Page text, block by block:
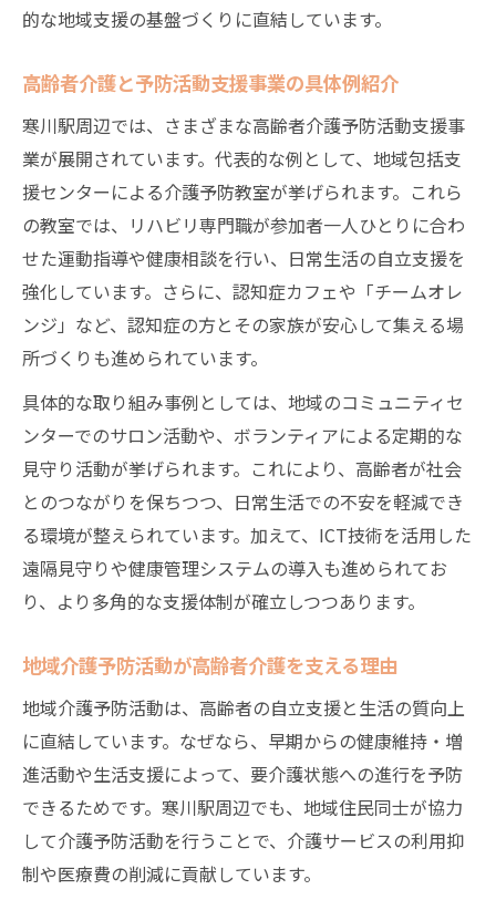
的な地域支援の基盤づくりに直結しています。
高齢者介護と予防活動支援事業の具体例紹介
寒川駅周辺では、さまざまな高齢者介護予防活動支援事
業が展開されています。代表的な例として、地域包括支
援センターによる介護予防教室が挙げられます。これら
の教室では、リハビリ専門職が参加者一人ひとりに合わ
せた運動指導や健康相談を行い、日常生活の自立支援を
強化しています。さらに、認知症カフェや「チームオレ
ンジ」など、認知症の方とその家族が安心して集える場
所づくりも進められています。
具体的な取り組み事例としては、地域のコミュニティセ
ンターでのサロン活動や、ボランティアによる定期的な
見守り活動が挙げられます。これにより、高齢者が社会
とのつながりを保ちつつ、日常生活での不安を軽減でき
る環境が整えられています。加えて、ICT技術を活用した
遠隔見守りや健康管理システムの導入も進められてお
り、より多角的な支援体制が確立しつつあります。
地域介護予防活動が高齢者介護を支える理由
地域介護予防活動は、高齢者の自立支援と生活の質向上
に直結しています。なぜなら、早期からの健康維持・増
進活動や生活支援によって、要介護状態への進行を予防
できるためです。寒川駅周辺でも、地域住民同士が協力
して介護予防活動を行うことで、介護サービスの利用抑
制や医療費の削減に貢献しています。